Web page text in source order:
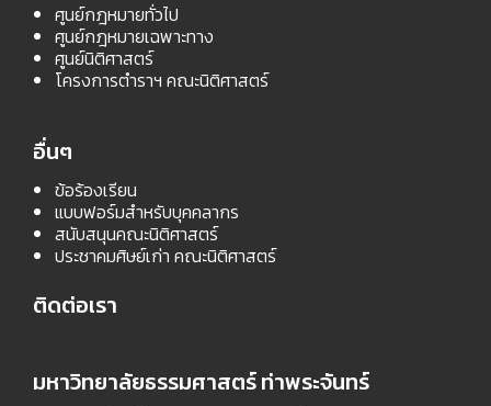
ศูนย์กฎหมายทั่วไป
ศูนย์กฎหมายเฉพาะทาง
ศูนย์นิติศาสตร์
โครงการตำราฯ คณะนิติศาสตร์
อื่นๆ
ข้อร้องเรียน
แบบฟอร์มสำหรับบุคคลากร
สนับสนุนคณะนิติศาสตร์
ประชาคมศิษย์เก่า คณะนิติศาสตร์
ติดต่อเรา
มหาวิทยาลัยธรรมศาสตร์ ท่าพระจันทร์